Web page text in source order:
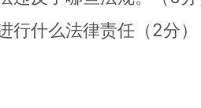
行什么法律责任（2分）